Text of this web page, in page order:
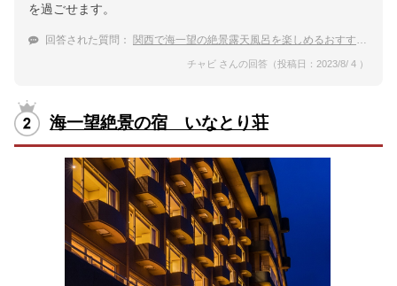
を過ごせます。
回答された質問： 関西で海一望の絶景露天風呂を楽しめるおすすめ温泉宿は？
チャビ さんの回答（投稿日：2023/8/ 4 ）
海一望絶景の宿 いなとり荘